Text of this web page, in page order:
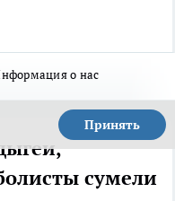
о нас
Принять
сумели